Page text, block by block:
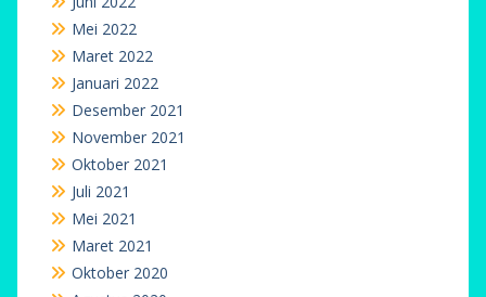
Juli 2024
Mei 2024
Agustus 2022
Juli 2022
Juni 2022
Mei 2022
Maret 2022
Januari 2022
Desember 2021
November 2021